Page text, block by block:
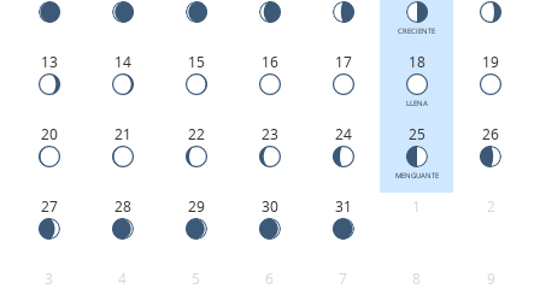
CRECIENTE
13 14 15 16 17 18
LLENA
19
20 21 22 23 24 25
MENGUANTE
26
27 28 29 30 31 1 2
3 4 5 6 7 8 9